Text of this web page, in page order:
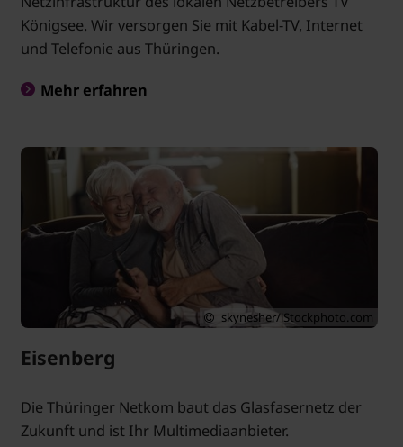
Königsee. Wir versorgen Sie mit Kabel-TV, Internet
und Telefonie aus Thüringen.
Mehr erfahren
skynesher/iStockphoto.com
Eisenberg
Die Thüringer Netkom baut das Glasfasernetz der
Zukunft und ist Ihr Multimediaanbieter.